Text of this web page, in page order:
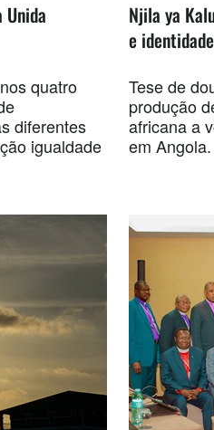
quatro
diferentes
igualdade
Njila ya
e
Tese de
produção
africana a
em Angola.